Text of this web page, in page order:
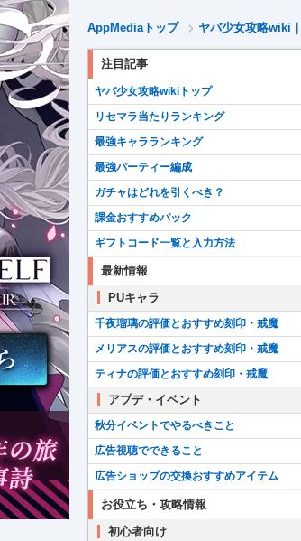
AppMediaトップ ヤバ少女攻略wiki
注目記事
ヤバ少女攻略wikiトップ
リセマラ当たりランキング
最強キャラランキング
最強パーティー編成
ガチャはどれを引くべき？
課金おすすめパック
ギフトコード一覧と入力方法
最新情報
PUキャラ
千夜瑠璃の評価とおすすめ刻印・戒魔
メリアスの評価とおすすめ刻印・戒魔
ティナの評価とおすすめ刻印・戒魔
アプデ・イベント
秋分イベントでやるべきこと
広告視聴でできること
広告ショップの交換おすすめアイテム
お役立ち・攻略情報
初心者向け